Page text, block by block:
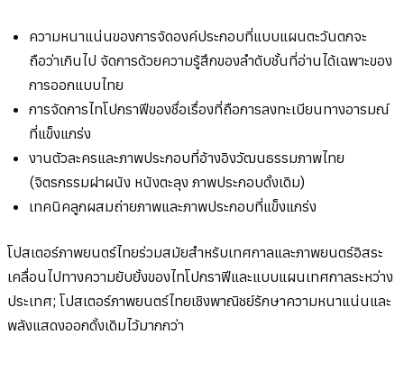
ความหนาแน่นของการจัดองค์ประกอบที่แบบแผนตะวันตกจะ
ถือว่าเกินไป จัดการด้วยความรู้สึกของลำดับชั้นที่อ่านได้เฉพาะของ
การออกแบบไทย
การจัดการไทโปกราฟีของชื่อเรื่องที่ถือการลงทะเบียนทางอารมณ์
ที่แข็งแกร่ง
งานตัวละครและภาพประกอบที่อ้างอิงวัฒนธรรมภาพไทย
(จิตรกรรมฝาผนัง หนังตะลุง ภาพประกอบดั้งเดิม)
เทคนิคลูกผสมถ่ายภาพและภาพประกอบที่แข็งแกร่ง
โปสเตอร์ภาพยนตร์ไทยร่วมสมัยสำหรับเทศกาลและภาพยนตร์อิสระ
เคลื่อนไปทางความยับยั้งของไทโปกราฟีและแบบแผนเทศกาลระหว่าง
ประเทศ; โปสเตอร์ภาพยนตร์ไทยเชิงพาณิชย์รักษาความหนาแน่นและ
พลังแสดงออกดั้งเดิมไว้มากกว่า